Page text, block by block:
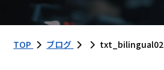
TOP ブログ txt_bilingual02